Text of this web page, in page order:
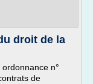
droit de la
n°
de